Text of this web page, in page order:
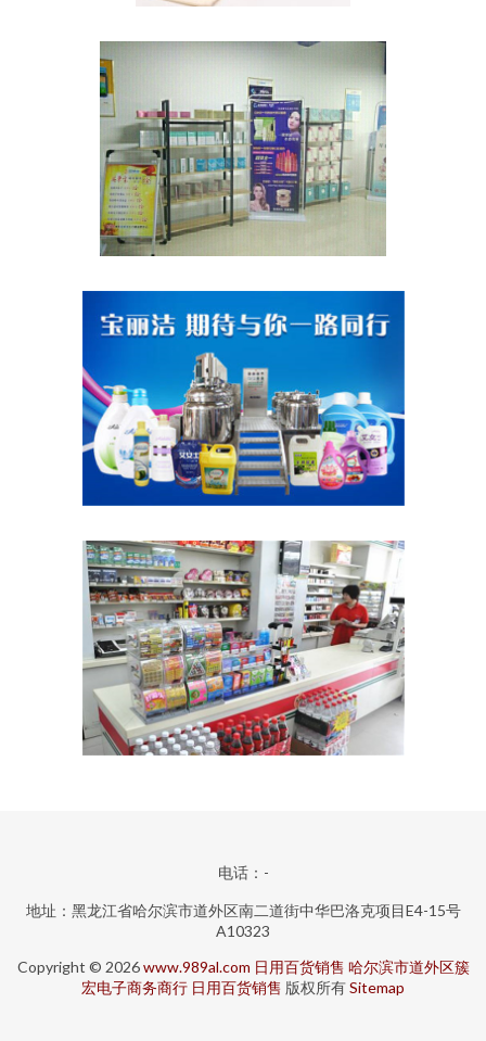
电话：-
地址：黑龙江省哈尔滨市道外区南二道街中华巴洛克项目E4-15号
A10323
Copyright © 2026www.989al.com 日用百货销售 哈尔滨市道外区簇
宏电子商务商行 日用百货销售 版权所有Sitemap